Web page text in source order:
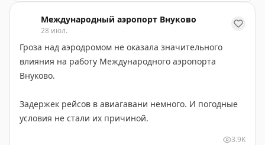
в Российском союзе туриндустрии, в разгар высокого
туристического сезона нагрузка на аэропорты Турции
существенно возрастает, что может влиять на
скорость обработки багажа местными службами.
Пассажирам рекомендуется отслеживать статус
розыска указывать актуальные контактные данные —
именно на них будут поступать уведомления от
аэропорта или авиакомпании о местонахождении и
Международный аэропорт Внуково
28 июл.
Гроза над аэродромом не оказала значительного
влияния на работу Международного аэропорта
Внуково.
Задержек рейсов в авиагавани немного. И погодные
условия не стали их причиной.
3.9K